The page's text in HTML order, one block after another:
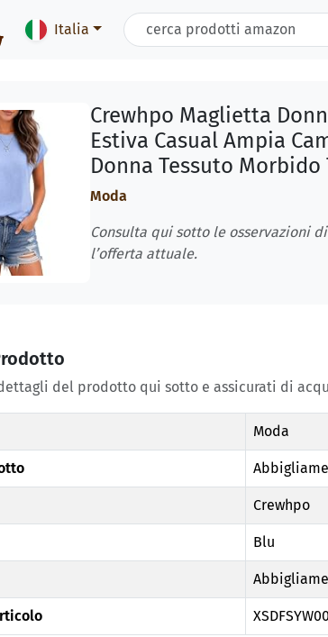
Italia
Crewhpo Maglietta
Estiva Casual Ampia
Donna Tessuto Morbido
Moda
Consulta qui sotto le osservazioni
l’offerta attuale.
del prodotto qui sotto e assicurati di
Moda
Crewhpo
Blu